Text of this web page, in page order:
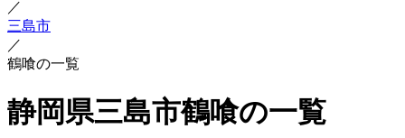
／
三島市
／
鶴喰の一覧
静岡県三島市鶴喰の一覧